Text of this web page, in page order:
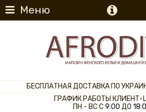
Меню
БЕСПЛАТНАЯ ДОСТАВКА ПО
ГРАФИК РАБОТЫ КЛИЕНТ-
ПН - ВС С9:00 ДО